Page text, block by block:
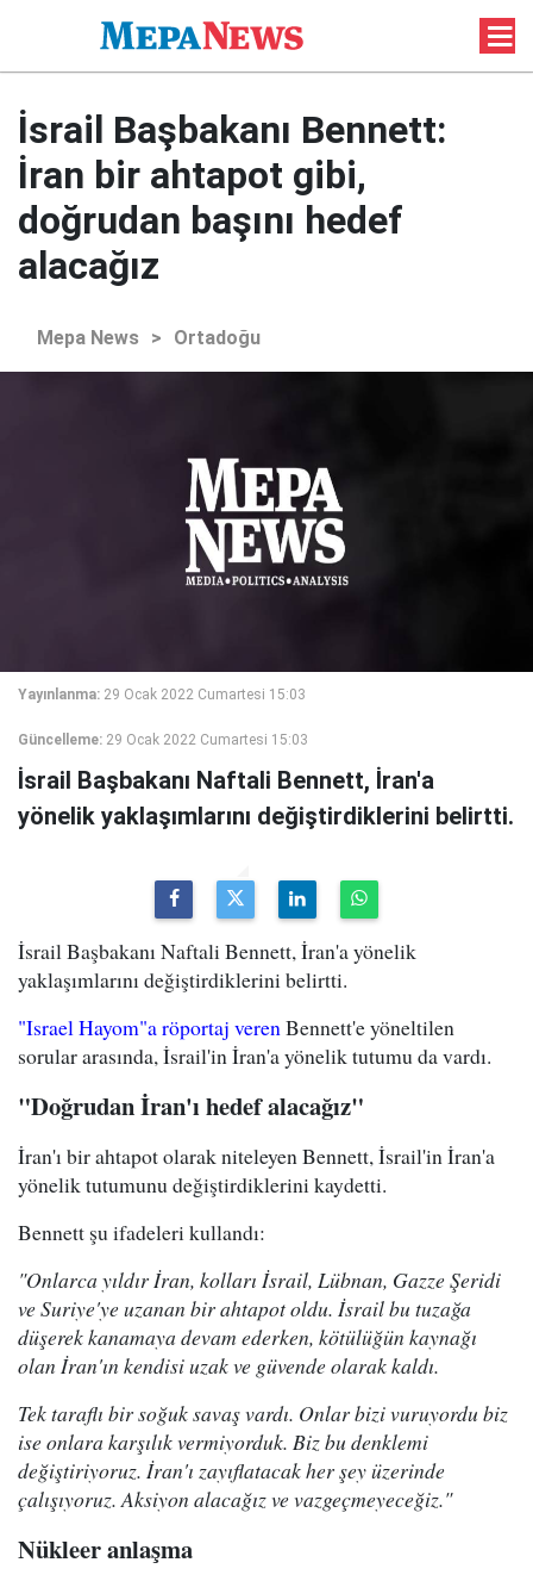
İsrail Başbakanı Bennett:
İran bir ahtapot gibi,
doğrudan başını hedef
alacağız
Mepa News > Ortadoğu
Yayınlanma: 29 Ocak 2022 Cumartesi 15:03
Güncelleme: 29 Ocak 2022 Cumartesi 15:03
İsrail Başbakanı Naftali Bennett, İran'a
yönelik yaklaşımlarını değiştirdiklerini belirtti.
İsrail Başbakanı Naftali Bennett, İran'a yönelik
yaklaşımlarını değiştirdiklerini belirtti.
"Israel Hayom"a röportaj verenBennett'e yöneltilen
sorular arasında, İsrail'in İran'a yönelik tutumu da vardı.
"Doğrudan İran'ı hedef alacağız"
İran'ı bir ahtapot olarak niteleyen Bennett, İsrail'in İran'a
yönelik tutumunu değiştirdiklerini kaydetti.
Bennett şu ifadeleri kullandı:
"Onlarca yıldır İran, kolları İsrail, Lübnan, Gazze Şeridi
ve Suriye'ye uzanan bir ahtapot oldu. İsrail bu tuzağa
düşerek kanamaya devam ederken, kötülüğün kaynağı
olan İran'ın kendisi uzak ve güvende olarak kaldı.
Tek taraflı bir soğuk savaş vardı. Onlar bizi vuruyordu biz
ise onlara karşılık vermiyorduk. Biz bu denklemi
değiştiriyoruz. İran'ı zayıflatacak her şey üzerinde
çalışıyoruz. Aksiyon alacağız ve vazgeçmeyeceğiz."
Nükleer anlaşma